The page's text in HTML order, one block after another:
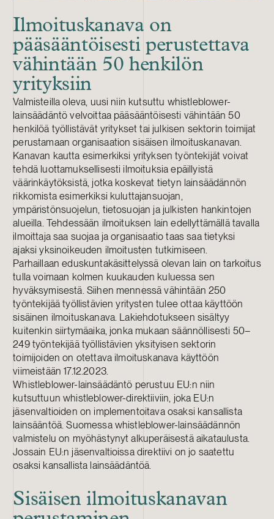
Ilmoituskanava on
pääsääntöisesti perustettava
vähintään 50 henkilön
yrityksiin
Valmisteilla oleva, uusi niin kutsuttu whistleblower-
lainsäädäntö velvoittaa pääsääntöisesti vähintään 50
henkilöä työllistävät yritykset tai julkisen sektorin toimijat
perustamaan organisaation sisäisen ilmoituskanavan.
Kanavan kautta esimerkiksi yrityksen työntekijät voivat
tehdä luottamuksellisesti ilmoituksia epäillyistä
väärinkäytöksistä, jotka koskevat tietyn lainsäädännön
rikkomista esimerkiksi kuluttajansuojan,
ympäristönsuojelun, tietosuojan ja julkisten hankintojen
alueilla. Tehdessään ilmoituksen lain edellyttämällä tavalla
ilmoittaja saa suojaa ja organisaatio taas saa tietyksi
ajaksi yksinoikeuden ilmoitusten tutkimiseen.
Parhaillaan eduskuntakäsittelyssä olevan lain on tarkoitus
tulla voimaan kolmen kuukauden kuluessa sen
hyväksymisestä. Siihen mennessä vähintään 250
työntekijää työllistävien yritysten tulee ottaa käyttöön
sisäinen ilmoituskanava. Lakiehdotukseen sisältyy
kuitenkin siirtymäaika, jonka mukaan säännöllisesti 50–
249 työntekijää työllistävien yksityisen sektorin
toimijoiden on otettava ilmoituskanava käyttöön
viimeistään 17.12.2023.
Whistleblower-lainsäädäntö perustuu EU:n niin
kutsuttuun whistleblower-direktiiviin, joka EU:n
jäsenvaltioiden on implementoitava osaksi kansallista
lainsääntöä. Suomessa whistleblower-lainsäädännön
valmistelu on myöhästynyt alkuperäisestä aikataulusta.
Jossain EU:n jäsenvaltioissa direktiivi on jo saatettu
osaksi kansallista lainsäädäntöä.
Sisäisen ilmoituskanavan